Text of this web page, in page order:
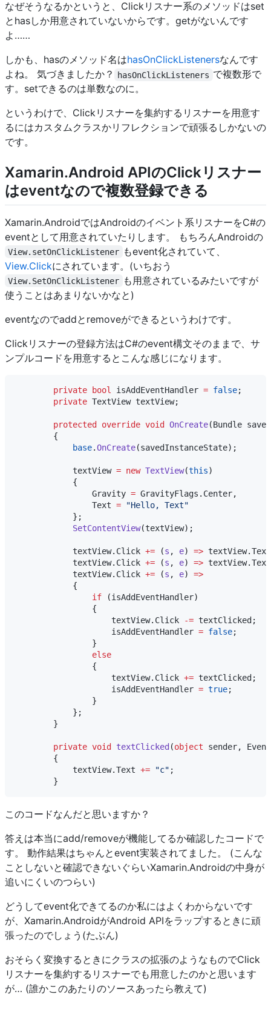
なぜそうなるかというと、Clickリスナー系のメソッドはset
とhasしか用意されていないからです。getがないんです
よ……
しかも、hasのメソッド名はhasOnClickListenersなんです
よね。 気づきましたか？
hasOnClickListeners で複数形で
す。setできるのは単数なのに。
というわけで、Clickリスナーを集約するリスナーを用意す
るにはカスタムクラスかリフレクションで頑張るしかないの
です。
Xamarin.Android APIのClickリスナー
はeventなので複数登録できる
Xamarin.AndroidではAndroidのイベント系リスナーをC#の
eventとして用意されていたりします。 もちろんAndroidの
View.setOnClickListener もevent化されていて、
View.Clickにされています。(いちおう
View.SetOnClickListener も用意されているみたいですが
使うことはあまりないかなと)
eventなのでaddとremoveができるというわけです。
Clickリスナーの登録方法はC#のevent構文そのままで、サ
ンプルコードを用意するとこんな感じになります。
private bool isAddEventHandler = false;
private TextView textView;
protected override void OnCreate(Bundle
        {
base.OnCreate(savedInstanceState);
textView = new TextView(this)
            {
Gravity = GravityFlags . Center,
Text = "Hello, Text"
            };
SetContentView(textView);
textView. Click += (s , e) => textView.Text
textView. Click += (s , e) => textView.Text
textView. Click += (s , e) =>
            {
if (isAddEventHandler)
                {
textView. Click -= textClicked;
isAddEventHandler = false;
                }
else
                {
textView. Click += textClicked;
isAddEventHandler = true;
                }
            };
        }
private void textClicked(object sender,
        {
textView.Text += "c" ;
このコードなんだと思いますか？
答えは本当にadd/removeが機能してるか確認したコードで
す。 動作結果はちゃんとevent実装されてました。 (こんな
ことしないと確認できないぐらいXamarin.Androidの中身が
追いにくいのつらい)
どうしてevent化できてるのか私にはよくわからないです
が、Xamarin.AndroidがAndroid APIをラップするときに頑
張ったのでしょう(たぶん)
おそらく変換するときにクラスの拡張のようなものでClick
リスナーを集約するリスナーでも用意したのかと思います
が… (誰かこのあたりのソースあったら教えて)